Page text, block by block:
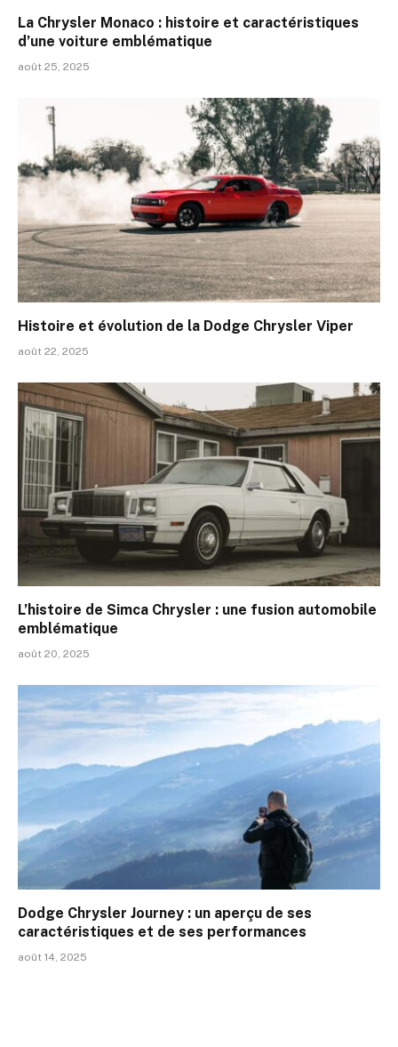
La Chrysler Monaco : histoire et caractéristiques
d’une voiture emblématique
août 25, 2025
Histoire et évolution de la Dodge Chrysler Viper
août 22, 2025
L’histoire de Simca Chrysler : une fusion automobile
emblématique
août 20, 2025
Dodge Chrysler Journey : un aperçu de ses
caractéristiques et de ses performances
août 14, 2025